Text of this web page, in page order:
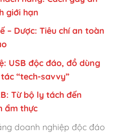
giới hạn
– Dược: Tiêu chí an toàn
USB độc đáo, đồ dùng
“tech-savvy”
Từ bộ ly tách đến
ẩm thực
doanh nghiệp độc đáo